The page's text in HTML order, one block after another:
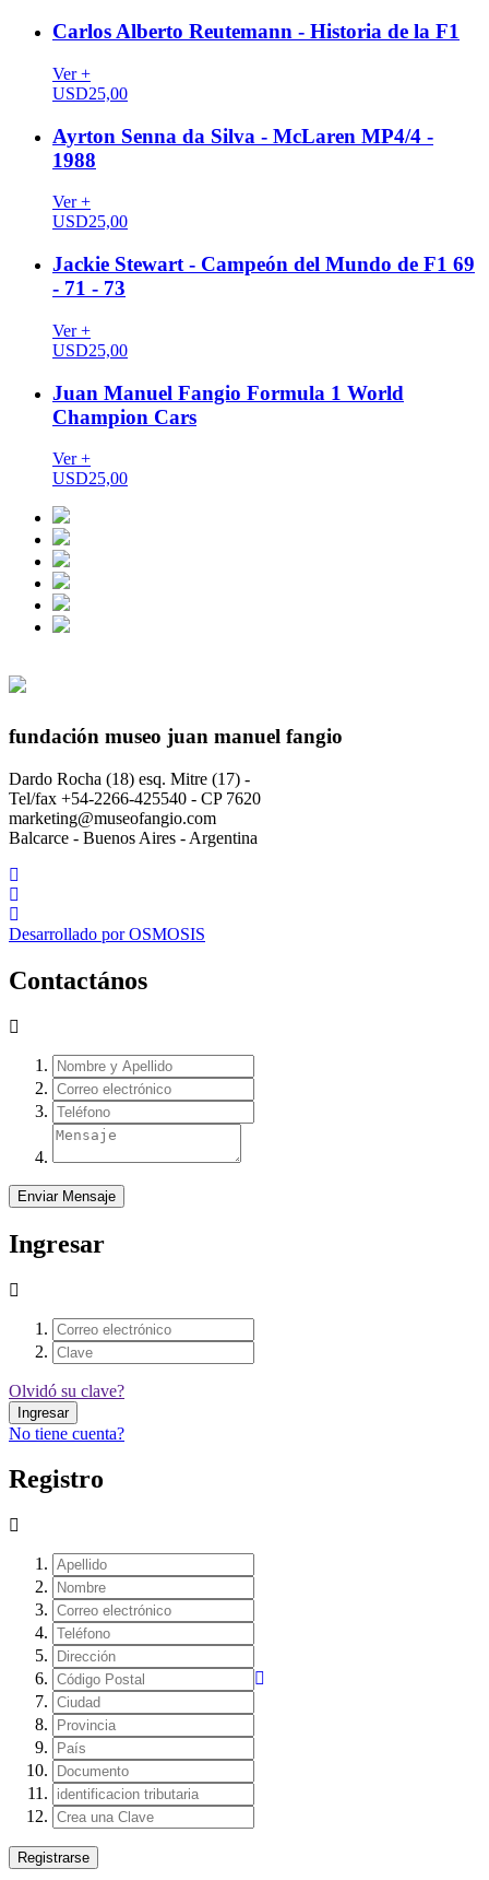
Carlos Alberto Reutemann - Historia de la F1
Ver +
USD25,00
Ayrton Senna da Silva - McLaren MP4/4 -
1988
Ver +
USD25,00
Jackie Stewart - Campeón del Mundo de F1 69
- 71 - 73
Ver +
USD25,00
Juan Manuel Fangio Formula 1 World
Champion Cars
Ver +
USD25,00
fundación museo juan manuel fangio
Dardo Rocha (18) esq. Mitre (17) -
Tel/fax +54-2266-425540 - CP 7620
marketing@museofangio.com
Balcarce - Buenos Aires - Argentina
Desarrollado porOSMOSIS
Contactános
Enviar Mensaje
Ingresar
Olvidó su clave?
Ingresar
No tiene cuenta?
Registro
Registrarse